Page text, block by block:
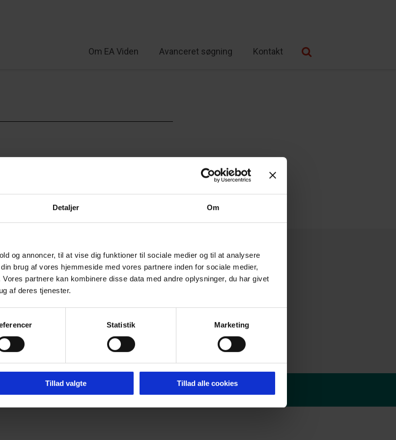
Detaljer Om
og annoncer, til at vise dig funktioner til sociale medier og til at analysere
brug af vores hjemmeside med vores partnere inden for sociale medier,
partnere kan kombinere disse data med andre oplysninger, du har givet
af deres tjenester.
Statistik Marketing
Tillad valgte Tillad alle cookies
Om EA Viden Avanceret søgning Kontakt
Tilgængelighedserklæring Cookie Politik- Redaktør login